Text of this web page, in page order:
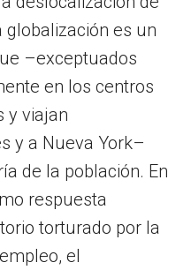
es un
–exceptuados
en los centros
y viajan
y a Nueva York–
de la población. En
respuesta
torturado por la
el